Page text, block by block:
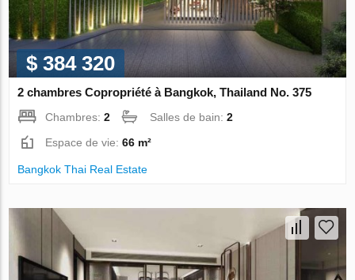
$ 384 320
2 chambres Copropriété à Bangkok, Thailand No. 375
Chambres:2 Salles de bain:2
Espace de vie:66 m²
Bangkok Thai Real Estate